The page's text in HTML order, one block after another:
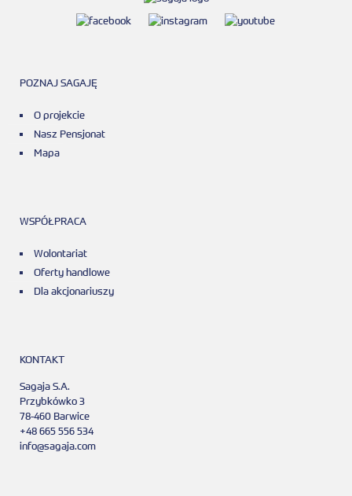
POZNAJ SAGAJĘ
O projekcie
Nasz Pensjonat
Mapa
WSPÓŁPRACA
Wolontariat
Oferty handlowe
Dla akcjonariuszy
KONTAKT
Sagaja S.A.
Przybkówko 3
78-460 Barwice
+48 665 556 534
info@sagaja.com